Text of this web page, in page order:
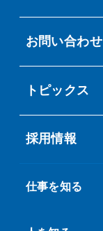
お問い合わせ
トピックス
採用情報
仕事を知る